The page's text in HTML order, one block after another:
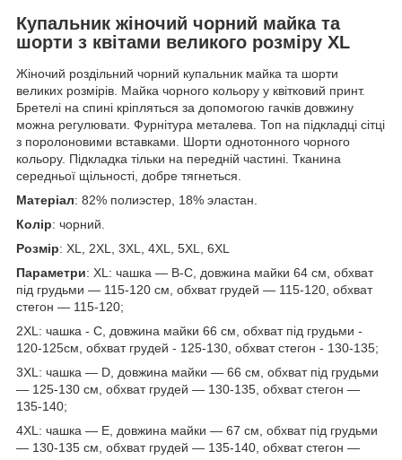
Купальник жіночий чорний майка та
шорти з квітами великого розміру XL
Жіночий роздільний чорний купальник майка та шорти
великих розмірів. Майка чорного кольору у квітковий принт.
Бретелі на спині кріпляться за допомогою гачків довжину
можна регулювати. Фурнітура металева. Топ на підкладці сітці
з поролоновими вставками. Шорти однотонного чорного
кольору. Підкладка тільки на передній частині. Тканина
середньої щільності, добре тягнеться.
Матеріал: 82% полиэстер, 18% эластан.
Колір: чорний.
Розмір: XL, 2XL, 3XL, 4XL, 5XL, 6XL
Параметри: XL: чашка — B-С, довжина майки 64 см, обхват
під грудьми — 115-120 см, обхват грудей — 115-120, обхват
стегон — 115-120;
2XL: чашка - С, довжина майки 66 см, обхват під грудьми -
120-125см, обхват грудей - 125-130, обхват стегон - 130-135;
3XL: чашка — D, довжина майки — 66 см, обхват під грудьми
— 125-130 см, обхват грудей — 130-135, обхват стегон —
135-140;
4XL: чашка — E, довжина майки — 67 см, обхват під грудьми
— 130-135 см, обхват грудей — 135-140, обхват стегон —